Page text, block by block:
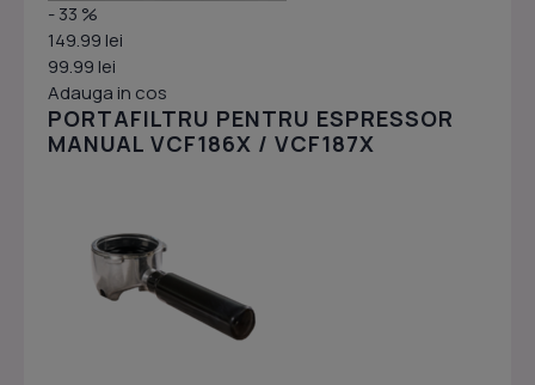
- 33 %
149.99 lei
99.99 lei
Adauga in cos
PORTAFILTRU PENTRU ESPRESSOR
MANUAL VCF186X / VCF187X